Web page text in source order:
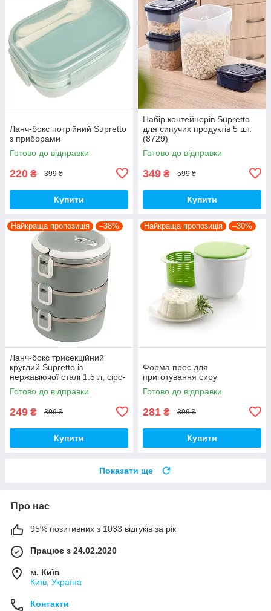
Ланч-бокс потрійний Supretto
з приборами
Готово до відправки
220 ₴ 399 ₴
Купити
Набір контейнерів Supretto
для сипучих продуктів 5 шт.
(8729)
Готово до відправки
349 ₴ 599 ₴
Купити
Найкраща пропозиція –38%
Ланч-бокс трисекційний
круглий Supretto із
нержавіючої сталі 1.5 л, сіро-
блакитний (79990003)
Готово до відправки
249 ₴ 399 ₴
Купити
Найкраща пропозиція –30%
Форма прес для
приготування сиру
Готово до відправки
281 ₴ 399 ₴
Купити
Показати ще
Про нас
95% позитивних з 1033 відгуків за рік
Працює з 24.02.2020
м. Київ
Київ, Україна
Контакти